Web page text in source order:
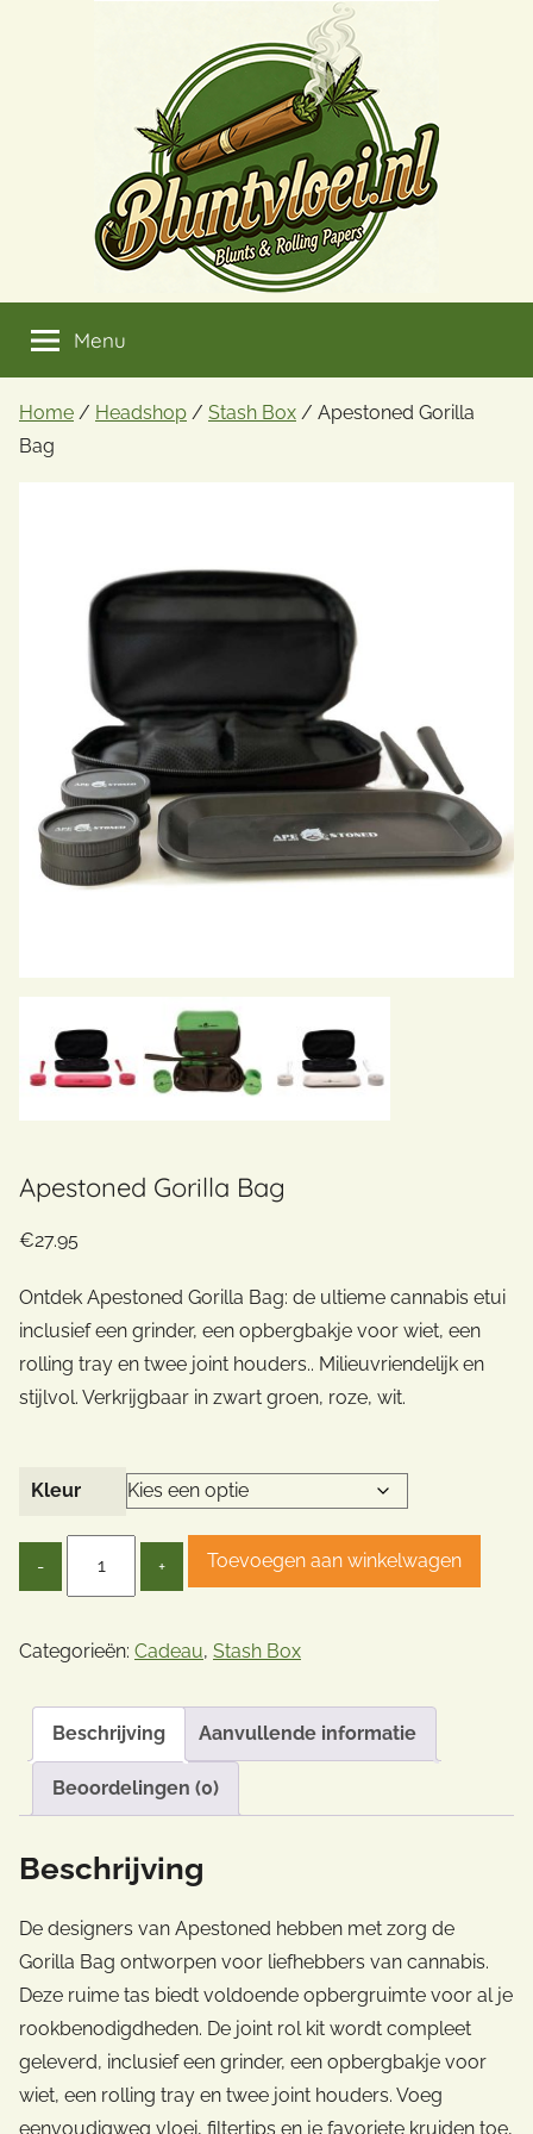
Menu
Home / Headshop / Stash Box / Apestoned Gorilla
Bag
Apestoned Gorilla Bag
€27.95
Ontdek Apestoned Gorilla Bag: de ultieme cannabis etui
inclusief een grinder, een opbergbakje voor wiet, een
rolling tray en twee joint houders.. Milieuvriendelijk en
stijlvol. Verkrijgbaar in zwart groen, roze, wit.
Kleur
Quantity Toevoegen aan winkelwagen
Categorieën: Cadeau, Stash Box
Beschrijving Aanvullende informatie
Beoordelingen (0)
Beschrijving
De designers van Apestoned hebben met zorg de
Gorilla Bag ontworpen voor liefhebbers van cannabis.
Deze ruime tas biedt voldoende opbergruimte voor al je
rookbenodigdheden. De joint rol kit wordt compleet
geleverd, inclusief een grinder, een opbergbakje voor
wiet, een rolling tray en twee joint houders. Voeg
eenvoudigweg vloei, filtertips en je favoriete kruiden toe,